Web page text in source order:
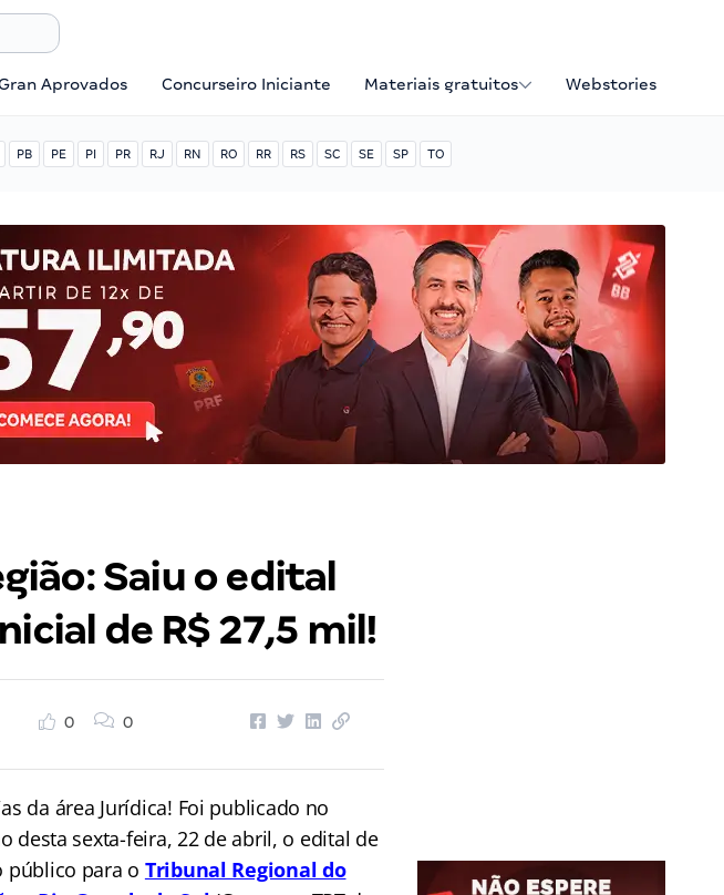
Aprovados Concurseiro Iniciante Materiais gratuitos Webstories
PB PE PI PR RJ RN RO RR RS SC SE SP TO
Saiu o edital
de R$ 27,5 mil!
0 0
da área Jurídica! Foi publicado no
desta sexta-feira, 22 de abril, o edital de
público para o Tribunal Regional do